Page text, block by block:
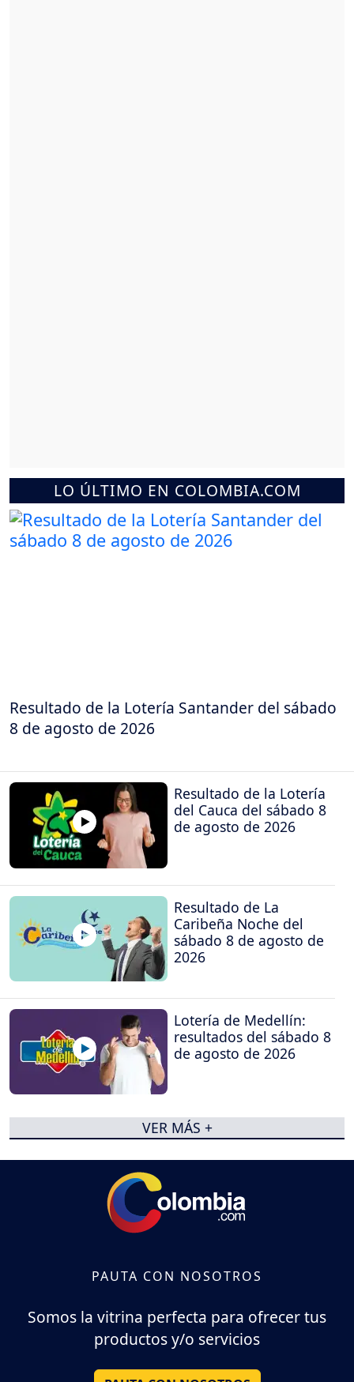
LO ÚLTIMO EN COLOMBIA.COM
Resultado de la Lotería Santander del sábado
8 de agosto de 2026
Resultado de la Lotería
del Cauca del sábado 8
de agosto de 2026
Resultado de La
Caribeña Noche del
sábado 8 de agosto de
2026
Lotería de Medellín:
resultados del sábado 8
de agosto de 2026
VER MÁS +
PAUTA CON NOSOTROS
Somos la vitrina perfecta para ofrecer tus
productos y/o servicios